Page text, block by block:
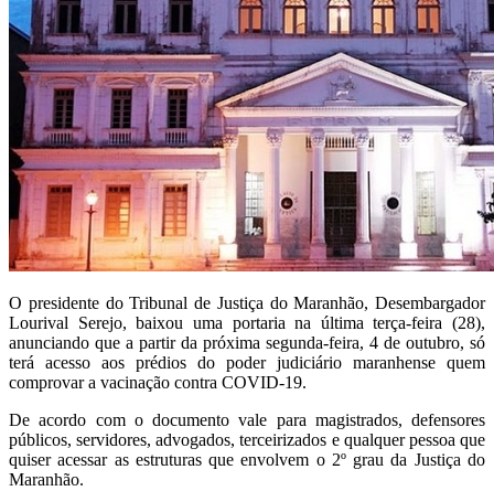
O presidente do Tribunal de Justiça do Maranhão, Desembargador
Lourival Serejo, baixou uma portaria na última terça-feira (28),
anunciando que a partir da próxima segunda-feira, 4 de outubro, só
terá acesso aos prédios do poder judiciário maranhense quem
comprovar a vacinação contra COVID-19.
De acordo com o documento vale para magistrados, defensores
públicos, servidores, advogados, terceirizados e qualquer pessoa que
quiser acessar as estruturas que envolvem o 2º grau da Justiça do
Maranhão.